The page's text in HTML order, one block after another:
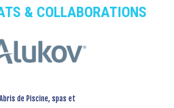
& COLLABORATIONS
Abris de Piscine, spas et